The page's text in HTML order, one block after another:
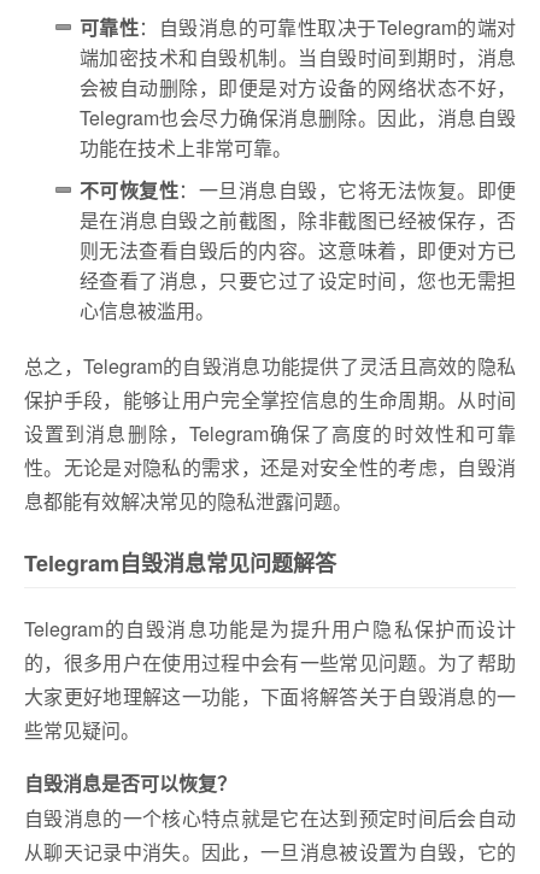
可靠性：自毁消息的可靠性取决于Telegram的端对
端加密技术和自毁机制。当自毁时间到期时，消息
会被自动删除，即便是对方设备的网络状态不好，
Telegram也会尽力确保消息删除。因此，消息自毁
功能在技术上非常可靠。
不可恢复性：一旦消息自毁，它将无法恢复。即便
是在消息自毁之前截图，除非截图已经被保存，否
则无法查看自毁后的内容。这意味着，即便对方已
经查看了消息，只要它过了设定时间，您也无需担
心信息被滥用。
总之，Telegram的自毁消息功能提供了灵活且高效的隐私
保护手段，能够让用户完全掌控信息的生命周期。从时间
设置到消息删除，Telegram确保了高度的时效性和可靠
性。无论是对隐私的需求，还是对安全性的考虑，自毁消
息都能有效解决常见的隐私泄露问题。
Telegram自毁消息常见问题解答
Telegram的自毁消息功能是为提升用户隐私保护而设计
的，很多用户在使用过程中会有一些常见问题。为了帮助
大家更好地理解这一功能，下面将解答关于自毁消息的一
些常见疑问。
自毁消息是否可以恢复？
自毁消息的一个核心特点就是它在达到预定时间后会自动
从聊天记录中消失。因此，一旦消息被设置为自毁，它的